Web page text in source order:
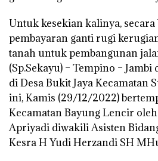
Untuk kesekian kalinya, secara
pembayaran ganti rugi
tanah untuk pembangunan
(Sp.Sekayu) – Tempino –
di Desa Bukit Jaya Kecamatan
ini, Kamis (29/12/2022)
Kecamatan Bayung Lencir
Apriyadi diwakili Asisten
Kesra H Yudi Herzandi SH